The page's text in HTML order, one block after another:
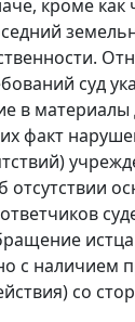
кроме как
суд
в материалы
факт
отсутствии
с наличием
со